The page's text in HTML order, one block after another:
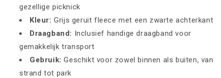
gezellige picknick
Kleur: Grijs geruit fleece met een zwarte achterkant
Draagband: Inclusief handige draagband voor
gemakkelijk transport
Gebruik: Geschikt voor zowel binnen als buiten, van
strand tot park